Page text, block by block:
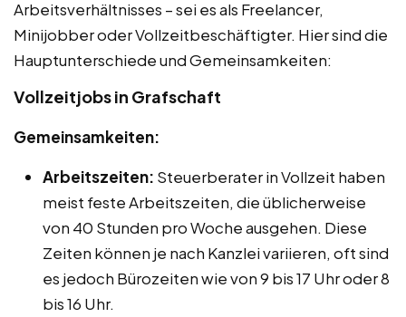
Arbeitsverhältnisses – sei es als Freelancer,
Minijobber oder Vollzeitbeschäftigter. Hier sind die
Hauptunterschiede und Gemeinsamkeiten:
Vollzeitjobs in Grafschaft
Gemeinsamkeiten:
Arbeitszeiten: Steuerberater in Vollzeit haben
meist feste Arbeitszeiten, die üblicherweise
von 40 Stunden pro Woche ausgehen. Diese
Zeiten können je nach Kanzlei variieren, oft sind
es jedoch Bürozeiten wie von 9 bis 17 Uhr oder 8
bis 16 Uhr.